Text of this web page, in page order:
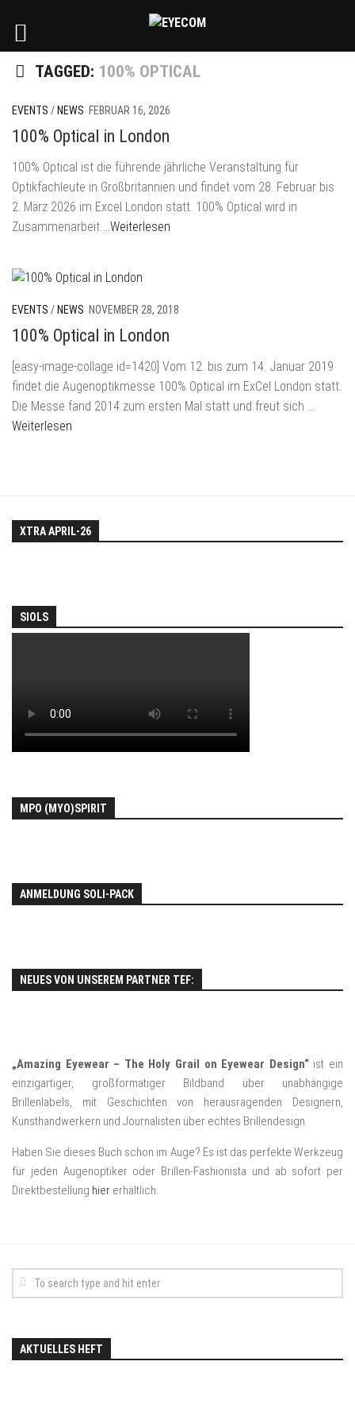
TAGGED: 100% OPTICAL
EVENTS / NEWS FEBRUAR 16, 2026
100% Optical in London
100% Optical ist die führende jährliche Veranstaltung für
Optikfachleute in Großbritannien und findet vom 28. Februar bis
2. März 2026 im Excel London statt. 100% Optical wird in
Zusammenarbeit …Weiterlesen
EVENTS / NEWS NOVEMBER 28, 2018
100% Optical in London
[easy-image-collage id=1420] Vom 12. bis zum 14. Januar 2019
findet die Augenoptikmesse 100% Optical im ExCel London statt.
Die Messe fand 2014 zum ersten Mal statt und freut sich …
Weiterlesen
XTRA APRIL-26
SIOLS
MPO (MYO)SPIRIT
ANMELDUNG SOLI-PACK
NEUES VON UNSEREM PARTNER TEF:
„Amazing Eyewear – The Holy Grail on Eyewear Design“ist ein
einzigartiger, großformatiger Bildband über unabhängige
Brillenlabels, mit Geschichten von herausragenden Designern,
Kunsthandwerkern und Journalisten über echtes Brillendesign.
Haben Sie dieses Buch schon im Auge? Es ist das perfekte Werkzeug
für jeden Augenoptiker oder Brillen-Fashionista und ab sofort per
Direktbestellung hier erhältlich.
AKTUELLES HEFT